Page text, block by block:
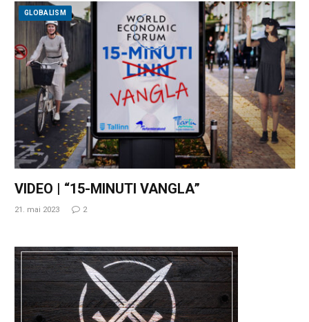
GLOBALISM
VIDEO | “15-MINUTI VANGLA”
21. mai 2023 2